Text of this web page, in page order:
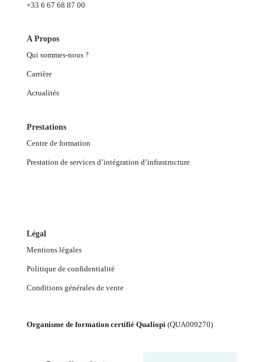
+33 6 67 68 87 00
A Propos
Qui sommes-nous ?
Carrière
Actualités
Prestations
Centre de formation
Prestation de services d’intégration d’infrastructure
Légal
Mentions légales
Politique de confidentialité
Conditions générales de vente
Organisme de formation certifié Qualiopi (QUA009270)